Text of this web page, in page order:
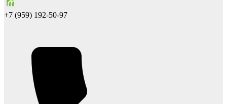
+7 (959) 192-50-97